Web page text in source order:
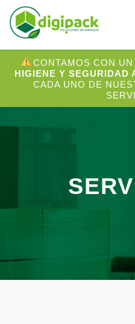
CONTAMOS CON
HIGIENE Y SEGURIDAD
CADA UNO DE